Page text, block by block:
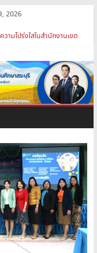
2026
กษา ตำแหน่งศึกษานิเทศก์
ามโปร่งใสในสำนักงานเขต
รร.สบว.
Team สู่เส้นทางความ
ประเทศ ครั้งที่ 2/2569 “All